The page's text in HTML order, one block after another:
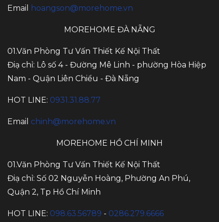
Email hoangson@morehome.vn
MOREHOME ĐÀ NẴNG
01.Văn Phòng Tư Vấn Thiết Kế Nội Thất
Điạ chỉ: Lô số 4 - Đường Mê Linh - phường Hòa Hiệp
Nam - Quận Liên Chiểu - Đà Nẵng
HOT LINE: 0931.31.88.77
Email chinh@morehome.vn
MOREHOME HỒ CHÍ MINH
01.Văn Phòng Tư Vấn Thiết Kế Nội Thất
Điạ chỉ: Số 02 Nguyễn Hoàng, Phường An Phú,
Quận 2, Tp Hồ Chí Minh
HOT LINE: 098.63.56789 - 0286.279.6666